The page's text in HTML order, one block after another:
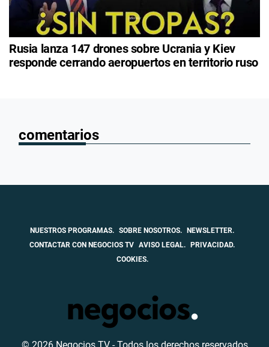
Rusia lanza 147 drones sobre Ucrania y Kiev
responde cerrando aeropuertos en territorio ruso
comentarios
NUESTROS PROGRAMAS. SOBRE NOSOTROS.
NEWSLETTER.
CONTACTAR CON NEGOCIOS TV AVISO LEGAL.
PRIVACIDAD.
COOKIES.